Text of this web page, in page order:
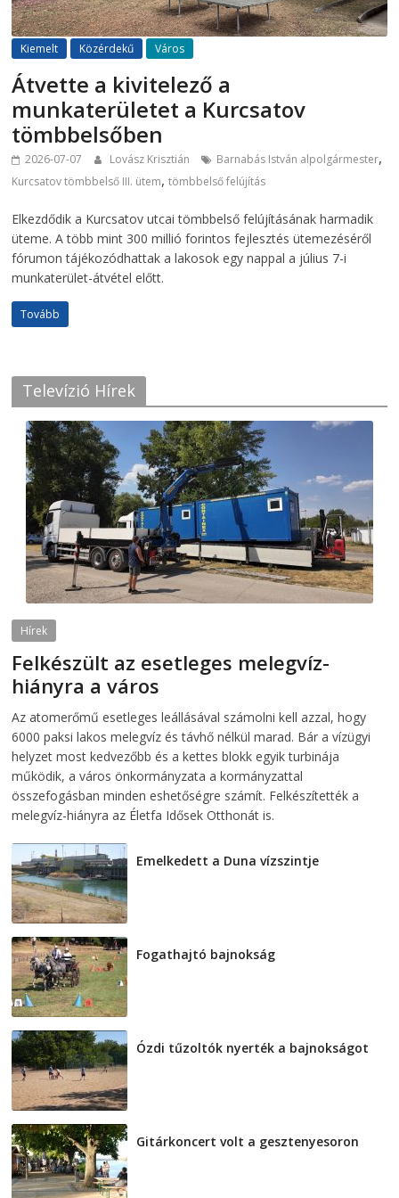
Kiemelt Közérdekű Város
Átvette a kivitelező a
munkaterületet a Kurcsatov
tömbbelsőben
2026-07-07 Lovász Krisztián Barnabás István alpolgármester,
Kurcsatov tömbbelső III. ütem,tömbbelső felújítás
Elkezdődik a Kurcsatov utcai tömbbelső felújításának harmadik
üteme. A több mint 300 millió forintos fejlesztés ütemezéséről
fórumon tájékozódhattak a lakosok egy nappal a július 7-i
munkaterület-átvétel előtt.
Tovább
Televízió Hírek
Hírek
Felkészült az esetleges melegvíz-
hiányra a város
Az atomerőmű esetleges leállásával számolni kell azzal, hogy
6000 paksi lakos melegvíz és távhő nélkül marad. Bár a vízügyi
helyzet most kedvezőbb és a kettes blokk egyik turbinája
működik, a város önkormányzata a kormányzattal
összefogásban minden eshetőségre számít. Felkészítették a
melegvíz-hiányra az Életfa Idősek Otthonát is.
Emelkedett a Duna vízszintje
Fogathajtó bajnokság
Ózdi tűzoltók nyerték a bajnokságot
Gitárkoncert volt a gesztenyesoron